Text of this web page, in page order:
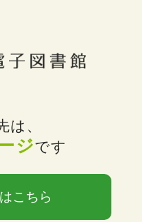
は、
ジです
こちら